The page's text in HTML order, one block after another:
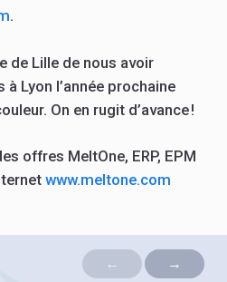
.
de Lille de nous avoir
Lyon l’année prochaine
On en rugit d’avance !
offres MeltOne, ERP, EPM
www.meltone.com
← →